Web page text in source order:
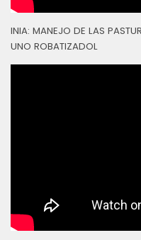
INIA: MANEJO DE LAS
UNO ROBATIZADOL